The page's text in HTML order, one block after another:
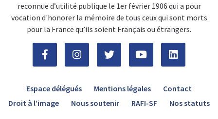
reconnue d’utilité publique le 1er février 1906 qui a pour
vocation d'honorer la mémoire de tous ceux qui sont morts
pour la France qu’ils soient Français ou étrangers.
Espace délégués Mentions légales
Contact
Droit à l’image
Nous soutenir RAFI-SF Nos statuts